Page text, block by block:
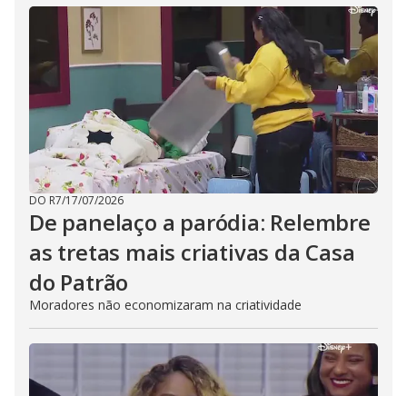
DO R7/17/07/2026
De panelaço a paródia: Relembre
as tretas mais criativas da Casa
do Patrão
Moradores não economizaram na criatividade